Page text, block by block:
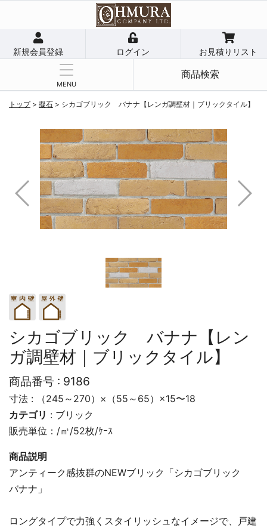
新規会員登録 ログイン お見積りリスト
MENU
商品検索
トップ> 擬石 > シカゴブリック バナナ【レンガ調壁材｜ブリックタイル】
シカゴブリック バナナ【レン
ガ調壁材｜ブリックタイル】
商品番号 : 9186
寸法 : （245～270）×（55～65）×15〜18
カテゴリ : ブリック
販売単位：/㎡/52枚/ｹｰｽ
商品説明
アンティーク感抜群のNEWブリック「シカゴブリック
バナナ」
ロングタイプで力強くスタイリッシュなイメージで、戸建